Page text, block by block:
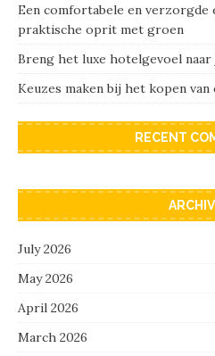
Een comfortabele en verzorgde
praktische oprit met groen
Breng het luxe hotelgevoel
Keuzes maken bij het kopen
RECENT
July 2026
May 2026
April 2026
March 2026